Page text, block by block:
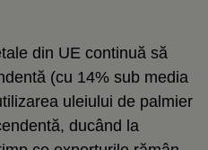
din UE continuă să
(cu 14% sub media
uleiului de palmier
ducând la